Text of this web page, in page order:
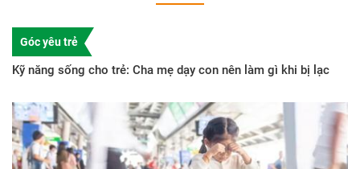
Góc yêu trẻ
Kỹ năng sống cho trẻ: Cha mẹ dạy con nên làm gì khi bị lạc